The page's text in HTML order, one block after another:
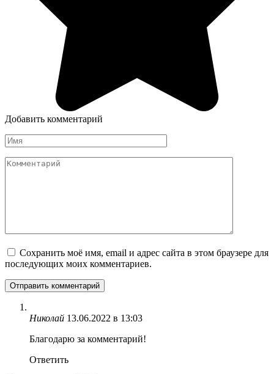
Добавить комментарий
Имя
*
Комментарий
Сохранить моё имя, email и адрес сайта в этом браузере для
последующих моих комментариев.
Николай 13.06.2022 в 13:03
Благодарю за комментарий!
Ответить